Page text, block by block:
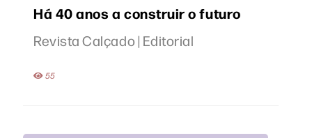
Há 40 anos a construir o futuro
Revista Calçado | Editorial
55